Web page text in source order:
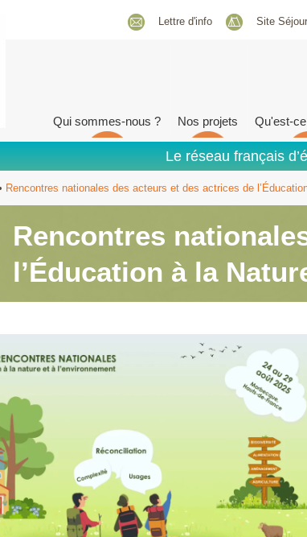
Lettre d'info Site
Qui sommes-nous ? Nos projets Qu'est-
Le réseau français
Rencontres nationales des acteurs et des actrices de
Rencontres
l’Éducation à la